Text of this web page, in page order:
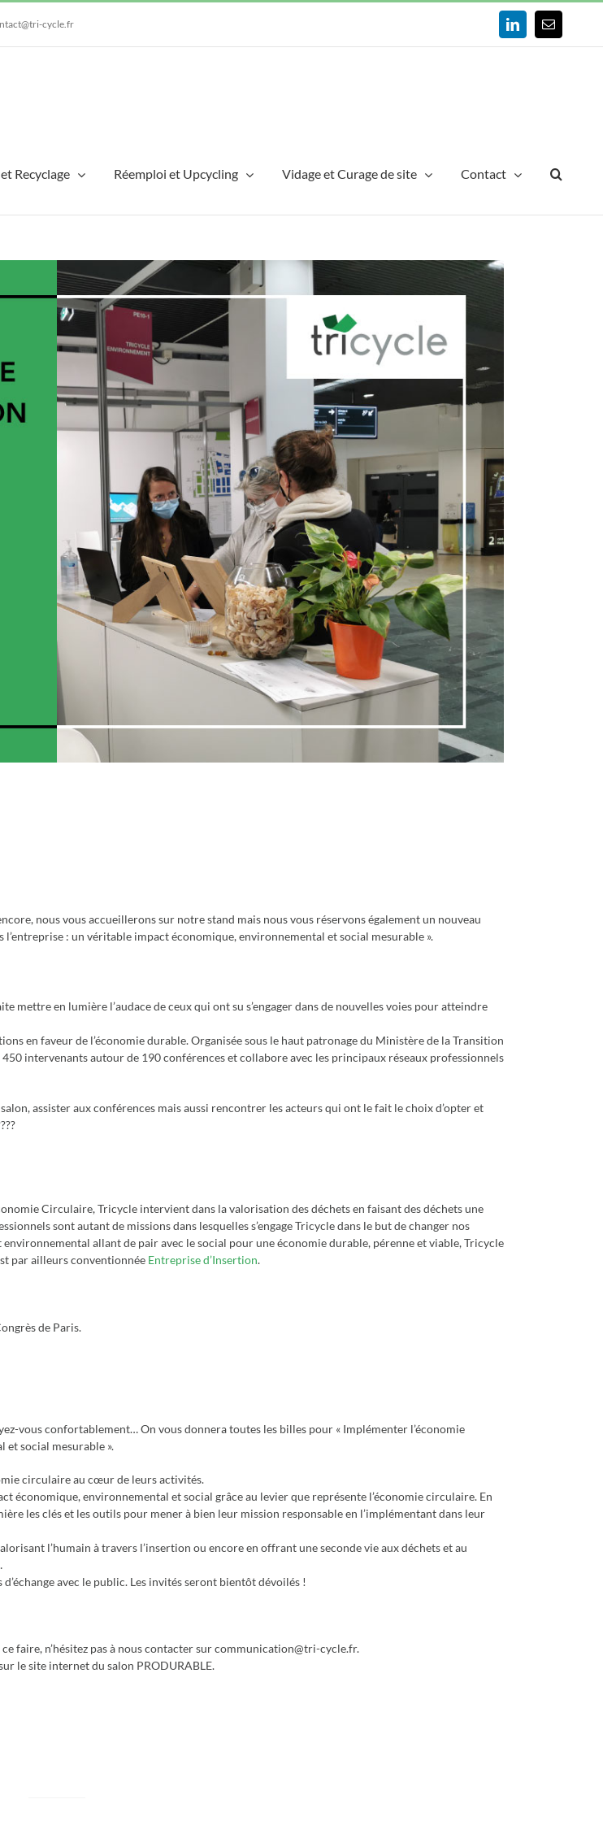
cycle.fr LinkedInEmail
Recyclage Réemploi et Upcycling Vidage et Curage de site Contact
nous vous accueillerons sur notre stand mais nous vous réservons également un nouveau
: un véritable impact économique, environnemental et social mesurable ».
mettre en lumière l’audace de ceux qui ont su s’engager dans de nouvelles voies pour atteindre
en faveur de l’économie durable. Organisée sous le haut patronage du Ministère de la Transition
intervenants autour de 190 conférences et collabore avec les principaux réseaux professionnels
assister aux conférences mais aussi rencontrer les acteurs qui ont le fait le choix d’opter et
Circulaire, Tricycle intervient dans la valorisation des déchets en faisant des déchets une
sont autant de missions dans lesquelles s’engage Tricycle dans le but de changer nos
allant de pair avec le social pour une économie durable, pérenne et viable, Tricycle
par ailleurs conventionnée Entreprise d’Insertion.
de Paris.
vous confortablement… On vous donnera toutes les billes pour « Implémenter l’économie
social mesurable ».
circulaire au cœur de leurs activités.
économique, environnemental et social grâce au levier que représente l’économie circulaire. En
les clés et les outils pour mener à bien leur mission responsable en l’implémentant dans leur
l’humain à travers l’insertion ou encore en offrant une seconde vie aux déchets et au
avec le public. Les invités seront bientôt dévoilés !
faire, n’hésitez pas à nous contacter sur communication@tri-cycle.fr.
le site internet du salon PRODURABLE.